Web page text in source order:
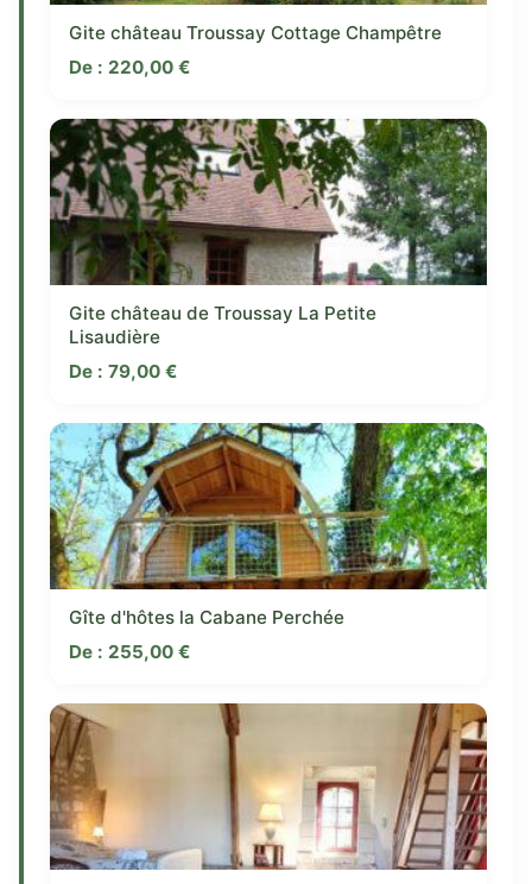
Gite château Troussay Cottage Champêtre
De : 220,00 €
Gite château de Troussay La Petite
Lisaudière
De : 79,00 €
Gîte d'hôtes la Cabane Perchée
De : 255,00 €